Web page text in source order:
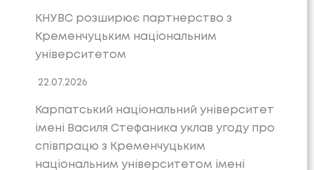
КНУВС розширює партнерство з
Кременчуцьким національним
університетом
22.07.2026
Карпатський національний університет
імені Василя Стефаника уклав угоду про
співпрацю з Кременчуцьким
національним університетом імені